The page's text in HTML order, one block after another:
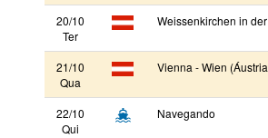
20/10
Ter
Weissenkirchen in
21/10
Qua
Vienna - Wien
22/10
Qui
Navegando